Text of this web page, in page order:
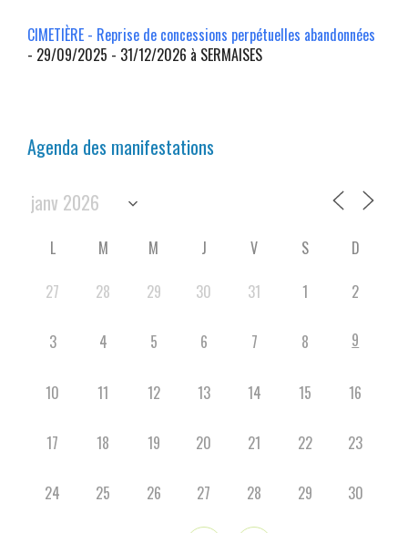
CIMETIÈRE - Reprise de concessions perpétuelles abandonnées
- 29/09/2025 - 31/12/2026 à SERMAISES
Agenda des manifestations
L M M J V S
D
27
28 29 30 31 1 2
3 4 5 6 7 8 9
10 11 12 13 14 15 16
17 18 19 20 21 22 23
24 25 26 27 28 29 30